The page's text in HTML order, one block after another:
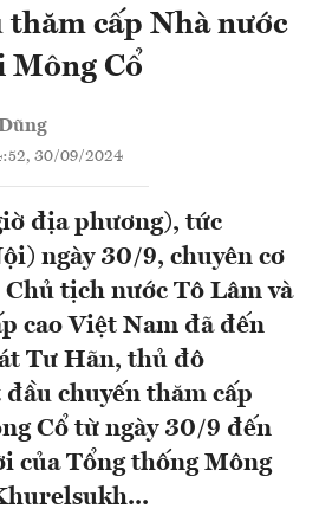
cấp Nhà nước
Mông Cổ
30/09/2024
địa phương), tức
ngày 30/9, chuyên cơ
tịch nước Tô Lâm và
cao Việt Nam đã đến
Tư Hãn, thủ đô
chuyến thăm cấp
Cổ từ ngày 30/9 đến
của Tổng thống Mông